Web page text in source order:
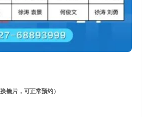
镜片，可正常预约）